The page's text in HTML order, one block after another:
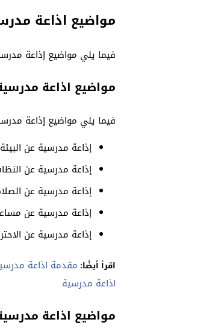
مواضيع اذاعة
فيما يلي مواضيع إذاعة
مواضيع اذاعة مدرسية
فيما يلي مواضيع إذاعة
إذاعة مدرسية عن البيئة
إذاعة مدرسية عن
إذاعة مدرسية عن
إذاعة مدرسية عن
إذاعة مدرسية عن
اقرأ أيضًا: مقدمة اذاعة
اذاعة مدرسية
مواضيع اذاعة